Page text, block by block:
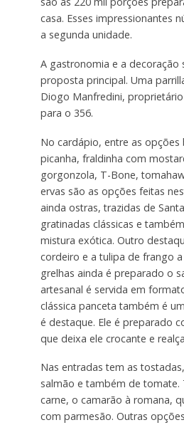
casa. Esses impressionantes
a segunda unidade.
A gastronomia e a decoração
proposta principal. Uma
Diogo Manfredini,
para o 356.
No cardápio, entre as opções
picanha, fraldinha com
gorgonzola, T-Bone,
ervas são as opções feitas
ainda ostras, trazidas de
gratinadas clássicas e
mistura exótica. Outro
cordeiro e a tulipa de frango
grelhas ainda é preparado o
artesanal é servida em
clássica panceta também é
é destaque. Ele é preparado
que deixa ele crocante e
Nas entradas tem as
salmão e também de
carne, o camarão à romana,
com parmesão. Outras